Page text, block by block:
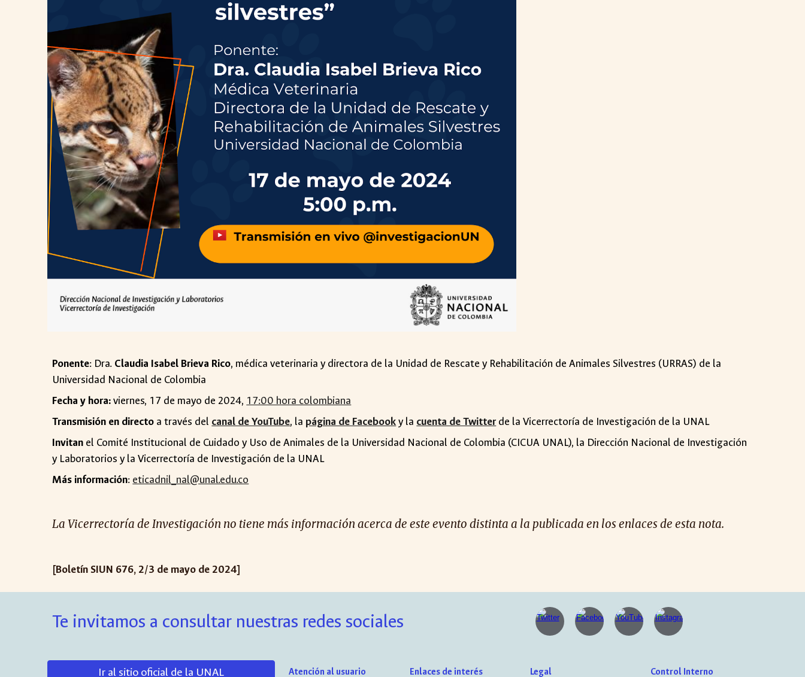
Ponente: Dra. Claudia Isabel Brieva Rico, médica veterinaria y directora de la Unidad de Rescate y Rehabilitación de Animales Silvestres (URRAS) de la
Universidad Nacional de Colombia
Fecha y hora:viernes, 17 de mayo de 2024, 17:00 hora colombiana
Transmisión en directo a través del canal de YouTube, la página de Facebooky la cuenta de Twitterde la Vicerrectoría de Investigación de la UNAL
Invitan el Comité Institucional de Cuidado y Uso de Animales de la Universidad Nacional de Colombia (CICUA UNAL), la Dirección Nacional de Investigación
y Laboratorios y la Vicerrectoría de Investigación de la UNAL
Más información: eticadnil_nal@unal.edu.co
La Vicerrectoría de Investigación no tiene más información acerca de este evento distinta a la publicada en los enlaces de esta nota.
[Boletín SIUN 676, 2/3 de mayo de 2024]
Te invitamos a consultar nuestras redes sociales
Ir al sitio oficial de la UNAL Atención al usuario Enlaces de interés Legal Control Interno